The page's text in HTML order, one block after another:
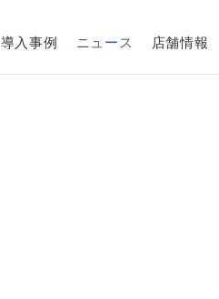
導入事例 ニュース 店舗情報